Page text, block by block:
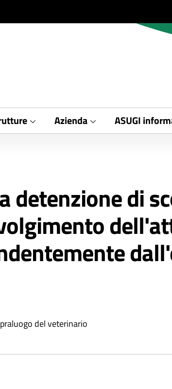
Azienda ASUGI
detenzione di
del veterinario